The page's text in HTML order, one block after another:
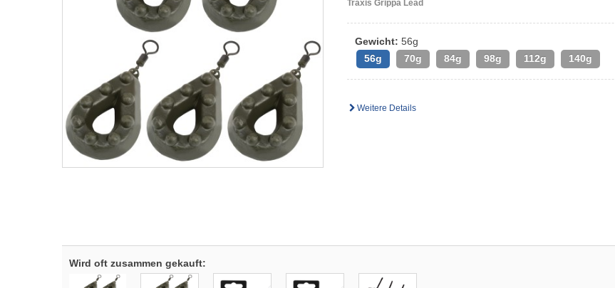
Traxis Grippa Lead
Gewicht: 56g
56g 70g 84g 98g 112g 140g
Weitere Details
Wird oft zusammen gekauft: